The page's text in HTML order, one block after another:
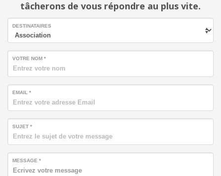
tâcherons de vous répondre au plus vite.
DESTINATAIRES
VOTRE NOM *
EMAIL *
SUJET *
MESSAGE *